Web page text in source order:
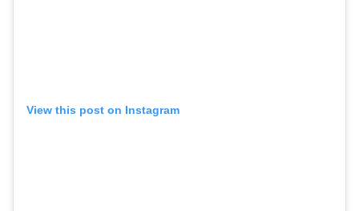
View this post on Instagram